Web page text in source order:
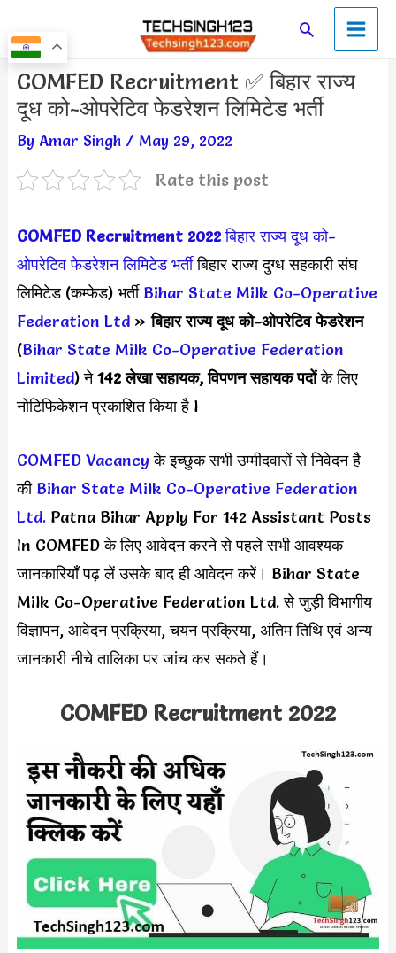
to
content
SearchMain
Menu
COMFED Recruitment ✅ बिहार राज्य
दूध को-ओपरेटिव फेडरेशन लिमिटेड भर्ती
By Amar Singh / May 29, 2022
Rate this post
COMFED Recruitment 2022 बिहार राज्य दूध को-
ओपरेटिव फेडरेशन लिमिटेड भर्तीबिहार राज्य दुग्ध सहकारी संघ
लिमिटेड (कम्फेड) भर्ती Bihar State Milk Co-Operative
Federation Ltd»बिहार राज्य दूध को-ओपरेटिव फेडरेशन
(Bihar State Milk Co-Operative Federation
Limited) ने142 लेखा सहायक, विपणन सहायक पदोंके लिए
नोटिफिकेशन प्रकाशित किया है l
COMFED Vacancy के इच्छुक सभी उम्मीदवारों से निवेदन है
की Bihar State Milk Co-Operative Federation
Ltd.Patna Bihar Apply For 142 Assistant Posts
In COMFED के लिए आवेदन करने से पहले सभी आवश्यक
जानकारियाँ पढ़ लें उसके बाद ही आवेदन करें। Bihar State
Milk Co-Operative Federation Ltd. से जुड़ी विभागीय
विज्ञापन, आवेदन प्रक्रिया, चयन प्रक्रिया, अंतिम तिथि एवं अन्य
जानकारी नीचे तालिका पर जांच कर सकते हैं।
COMFED Recruitment 2022
Post
navigation